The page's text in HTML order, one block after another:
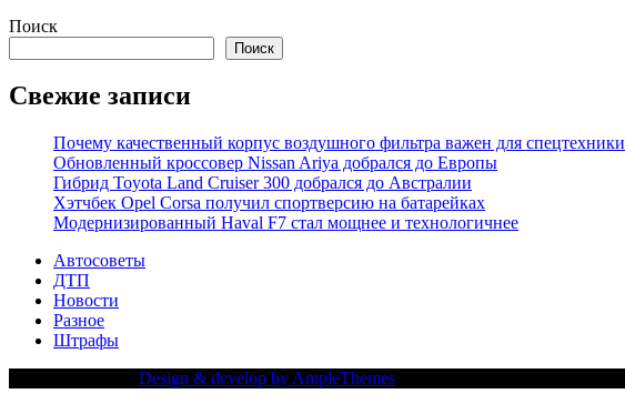
Поиск
Поиск
Свежие записи
Почему качественный корпус воздушного фильтра важен для спецтехники
Обновленный кроссовер Nissan Ariya добрался до Европы
Гибрид Toyota Land Cruiser 300 добрался до Австралии
Хэтчбек Opel Corsa получил спортверсию на батарейках
Модернизированный Haval F7 стал мощнее и технологичнее
Автосоветы
ДТП
Новости
Разное
Штрафы
Design & develop by AmpleThemes